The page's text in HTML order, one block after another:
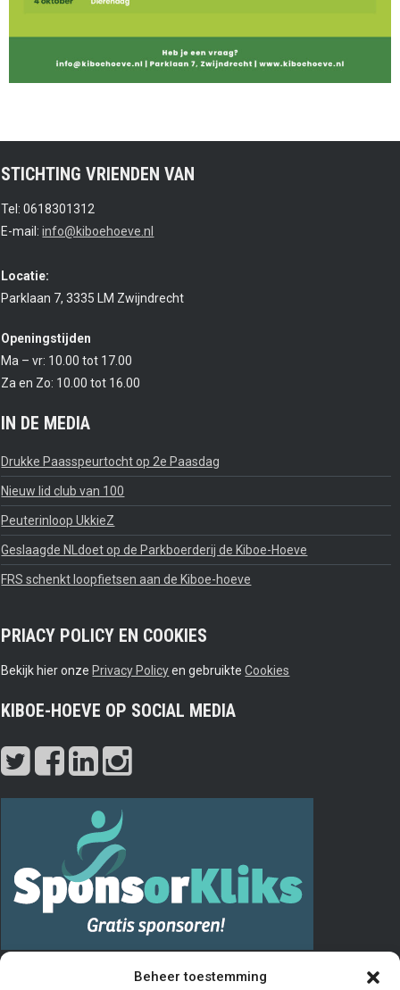
Beheer toestemming
STICHTING VRIENDEN VAN
Tel: 0618301312
E-mail:info@kiboehoeve.nl
Locatie:
Parklaan 7, 3335 LM Zwijndrecht
Openingstijden
Ma – vr: 10.00 tot 17.00
Za en Zo: 10.00 tot 16.00
IN DE MEDIA
Drukke Paasspeurtocht op 2e Paasdag
Nieuw lid club van 100
Peuterinloop UkkieZ
Geslaagde NLdoet op de Parkboerderij de Kiboe-Hoeve
FRS schenkt loopfietsen aan de Kiboe-hoeve
PRIACY POLICY EN COOKIES
Bekijk hier onze Privacy Policyen gebruikteCookies
KIBOE-HOEVE OP SOCIAL MEDIA